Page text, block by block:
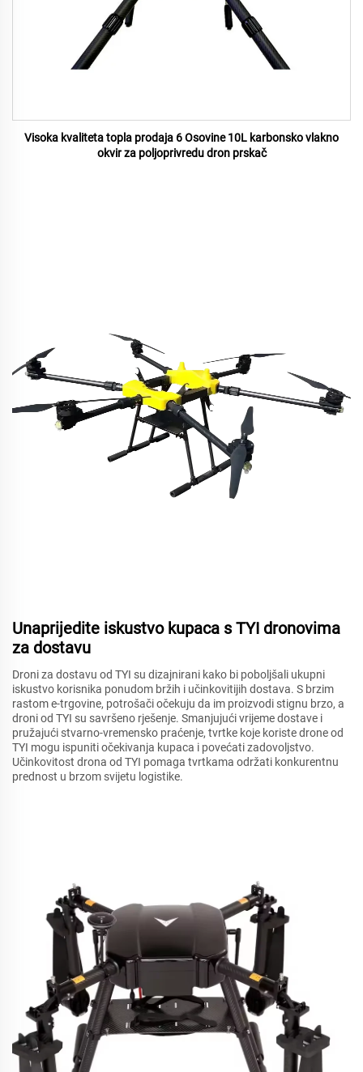
Visoka kvaliteta topla prodaja 6 Osovine 10L karbonsko vlakno
okvir za poljoprivredu dron prskač
Unaprijedite iskustvo kupaca s TYI dronovima
za dostavu
Droni za dostavu od TYI su dizajnirani kako bi poboljšali ukupni
iskustvo korisnika ponudom bržih i učinkovitijih dostava. S brzim
rastom e-trgovine, potrošači očekuju da im proizvodi stignu brzo, a
droni od TYI su savršeno rješenje. Smanjujući vrijeme dostave i
pružajući stvarno-vremensko praćenje, tvrtke koje koriste drone od
TYI mogu ispuniti očekivanja kupaca i povećati zadovoljstvo.
Učinkovitost drona od TYI pomaga tvrtkama održati konkurentnu
prednost u brzom svijetu logistike.